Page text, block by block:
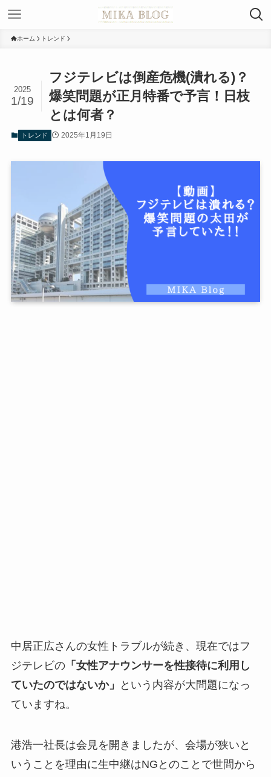
ホーム トレンド
フジテレビは倒産危機(潰れる)？
爆笑問題が正月特番で予言！日枝
とは何者？
2025
1/19
トレンド 2025年1月19日
中居正広さんの女性トラブルが続き、現在ではフ
ジテレビの「女性アナウンサーを性接待に利用し
ていたのではないか」
という内容が大問題になっ
ていますね。
港浩一社長は会見を開きましたが、会場が狭いと
いうことを理由に生中継はNGとのことで世間から